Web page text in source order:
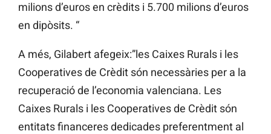
milions d’euros en crèdits i 5.700 milions d’euros
en dipòsits. “
A més, Gilabert afegeix:”les Caixes Rurals i les
Cooperatives de Crèdit són necessàries per a la
recuperació de l’economia valenciana. Les
Caixes Rurals i les Cooperatives de Crèdit són
entitats financeres dedicades preferentment al